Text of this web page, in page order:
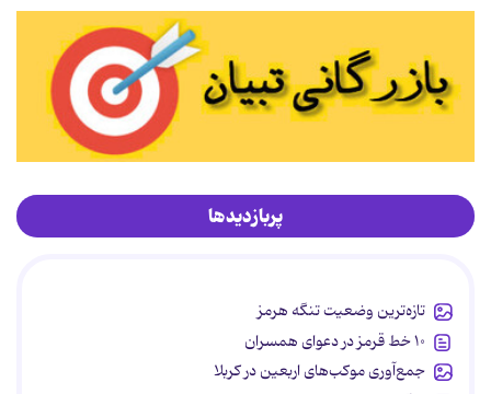
پربازدیدها
تازه‌ترین وضعیت تنگه هرمز
۱۰ خط قرمز در دعوای همسران
جمع‌آوری موکب‌های اربعین در کربلا